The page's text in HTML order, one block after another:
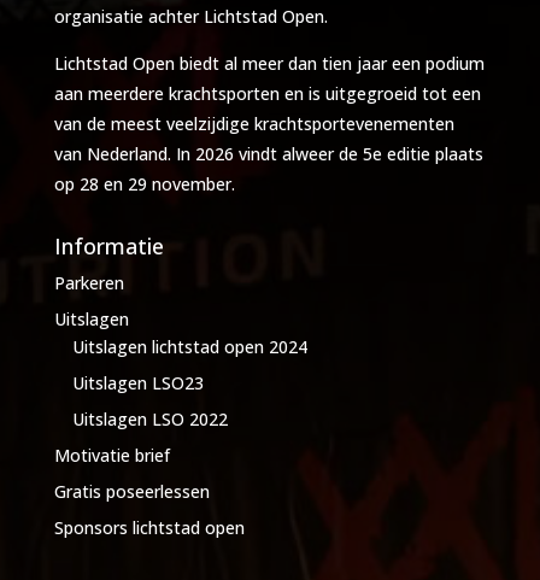
organisatie achter Lichtstad Open.
Lichtstad Open biedt al meer dan tien jaar een podium
aan meerdere krachtsporten en is uitgegroeid tot een
van de meest veelzijdige krachtsportevenementen
van Nederland. In 2026 vindt alweer de 5e editie plaats
op 28 en 29 november.
Informatie
Parkeren
Uitslagen
Uitslagen lichtstad open 2024
Uitslagen LSO23
Uitslagen LSO 2022
Motivatie brief
Gratis poseerlessen
Sponsors lichtstad open